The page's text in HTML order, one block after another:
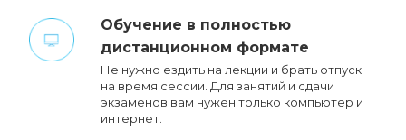
Обучение в полностью
дистанционном формате
Не нужно ездить на лекции и брать отпуск
на время сессии. Для занятий и сдачи
экзаменов вам нужен только компьютер и
интернет.